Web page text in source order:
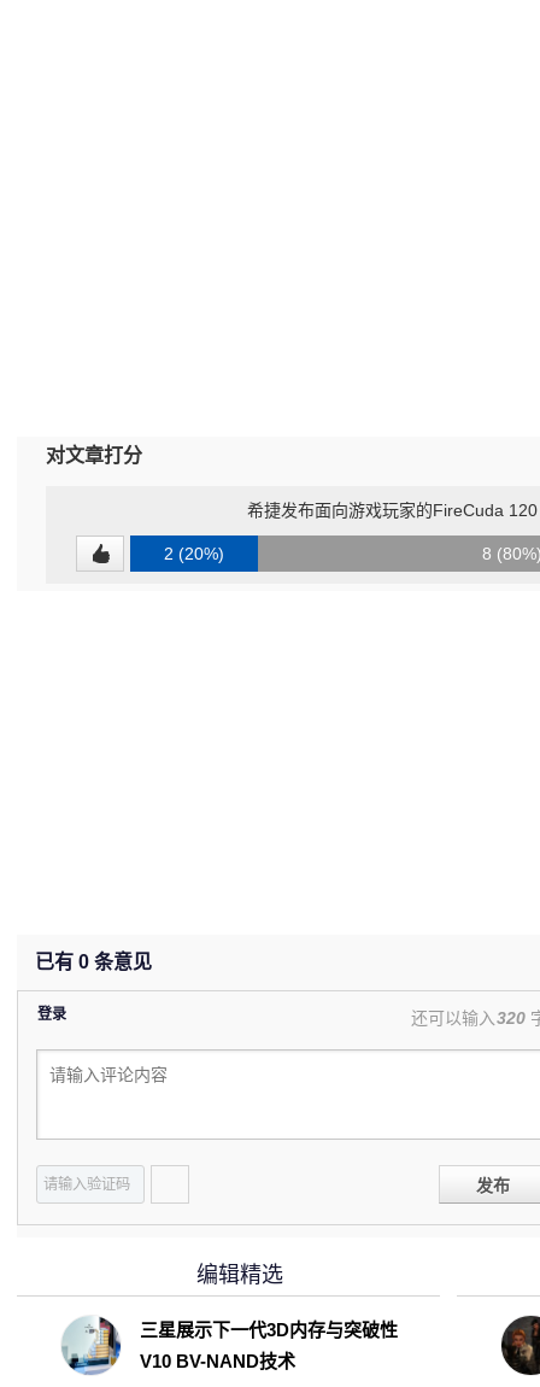
对文章打分
希捷发布面向游戏玩家的FireCuda 120
2 (20%) 8
已有 0 条意见
登录 还可以输入320
发布
编辑精选
三星展示下一代3D内存与突破性
V10 BV-NAND技术